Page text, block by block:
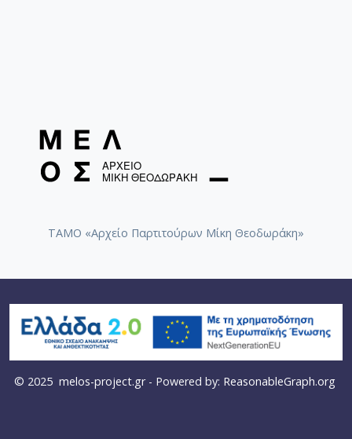
ΤΑΜΟ «Αρχείο Παρτιτούρων Μίκη Θεοδωράκη»
© 2025 melos-project.gr- Powered by: ReasonableGraph.org